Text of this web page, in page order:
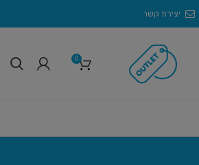
יצירת קשר
0